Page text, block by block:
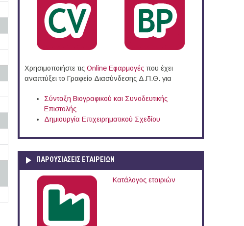
Χρησιμοποιήστε τις Online Eφαρμογές που έχει
αναπτύξει το Γραφείο Διασύνδεσης Δ.Π.Θ. για
Σύνταξη Βιογραφικού και Συνοδευτικής
Επιστολής
Δημιουργία Επιχειρηματικού Σχεδίου
ΠΑΡΟΥΣΙΆΣΕΙΣ ΕΤΑΙΡΕΙΏΝ
Κατάλογος εταιριών